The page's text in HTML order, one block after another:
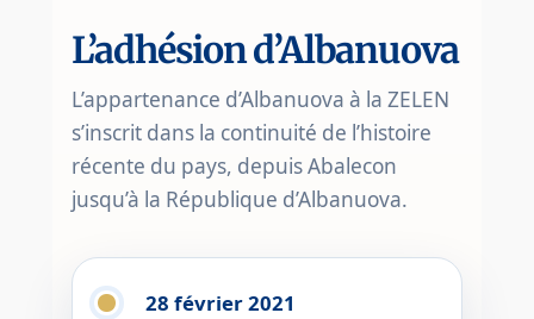
L’adhésion d’Albanuova
L’appartenance d’Albanuova à la ZELEN
s’inscrit dans la continuité de l’histoire
récente du pays, depuis Abalecon
jusqu’à la République d’Albanuova.
28 février 2021